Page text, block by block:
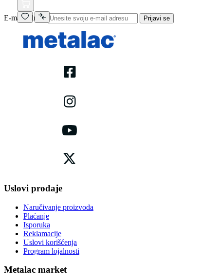
E-mail adresa Prijavi se
Uslovi prodaje
Naručivanje proizvoda
Plaćanje
Isporuka
Reklamacije
Uslovi korišćenja
Program lojalnosti
Metalac market